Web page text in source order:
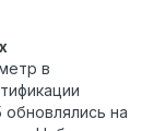
в
обновлялись на